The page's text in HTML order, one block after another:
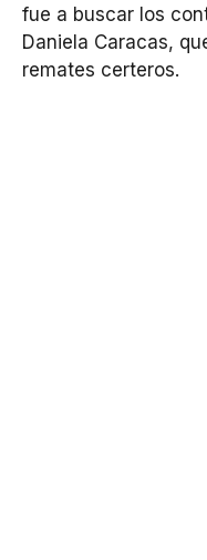
fue a buscar los
Daniela Caracas,
remates certeros.